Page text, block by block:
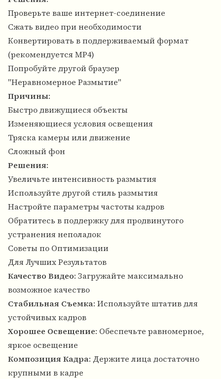
Проверьте ваше интернет-соединение
Сжать видео при необходимости
Конвертировать в поддерживаемый формат
(рекомендуется MP4)
Попробуйте другой браузер
"Неравномерное Размытие"
Причины:
Быстро движущиеся объекты
Изменяющиеся условия освещения
Тряска камеры или движение
Сложный фон
Решения:
Увеличьте интенсивность размытия
Используйте другой стиль размытия
Настройте параметры частоты кадров
Обратитесь в поддержку для продвинутого
устранения неполадок
Советы по Оптимизации
Для Лучших Результатов
Качество Видео: Загружайте максимально
возможное качество
Стабильная Съемка: Используйте штатив для
устойчивых кадров
Хорошее Освещение: Обеспечьте равномерное,
яркое освещение
Композиция Кадра: Держите лица достаточно
крупными в кадре